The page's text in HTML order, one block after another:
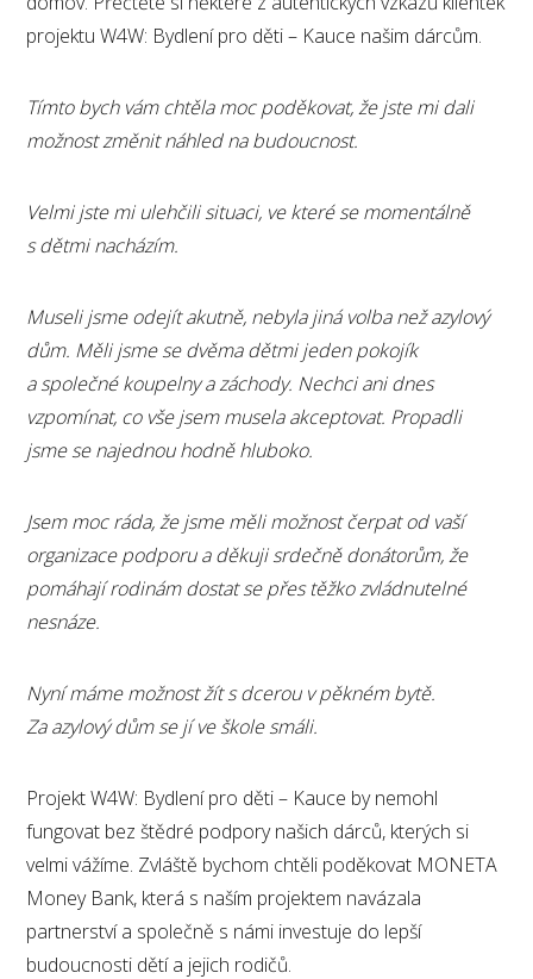
projektu W4W: Bydlení pro děti – Kauce našim dárcům.
Tímto bych vám chtěla moc poděkovat, že jste mi dali
možnost změnit náhled na budoucnost.
Velmi jste mi ulehčili situaci, ve které se momentálně
s dětmi nacházím.
Museli jsme odejít akutně, nebyla jiná volba než azylový
dům. Měli jsme se dvěma dětmi jeden pokojík
a společné koupelny a záchody. Nechci ani dnes
vzpomínat, co vše jsem musela akceptovat. Propadli
jsme se najednou hodně hluboko.
Jsem moc ráda, že jsme měli možnost čerpat od vaší
organizace podporu a děkuji srdečně donátorům, že
pomáhají rodinám dostat se přes těžko zvládnutelné
nesnáze.
Nyní máme možnost žít s dcerou v pěkném bytě.
Za azylový dům se jí ve škole smáli.
Projekt W4W: Bydlení pro děti – Kauce by nemohl
fungovat bez štědré podpory našich dárců, kterých si
velmi vážíme. Zvláště bychom chtěli poděkovat MONETA
Money Bank, která s naším projektem navázala
partnerství a společně s námi investuje do lepší
budoucnosti dětí a jejich rodičů.